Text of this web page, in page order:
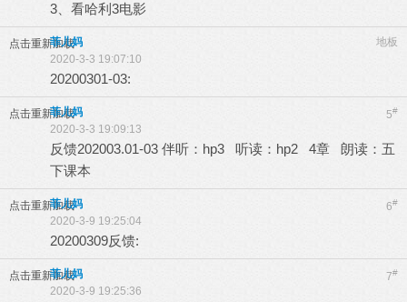
3、看哈利3电影
点击重新加载 地板
菲儿妈
2020-3-3 19:07:10
20200301-03:
点击重新加载 5#
菲儿妈
2020-3-3 19:09:13
反馈202003.01-03 伴听：hp3 听读：hp2 4章 朗读：五
下课本
点击重新加载 6#
菲儿妈
2020-3-9 19:25:04
20200309反馈:
点击重新加载 7#
菲儿妈
2020-3-9 19:25:36